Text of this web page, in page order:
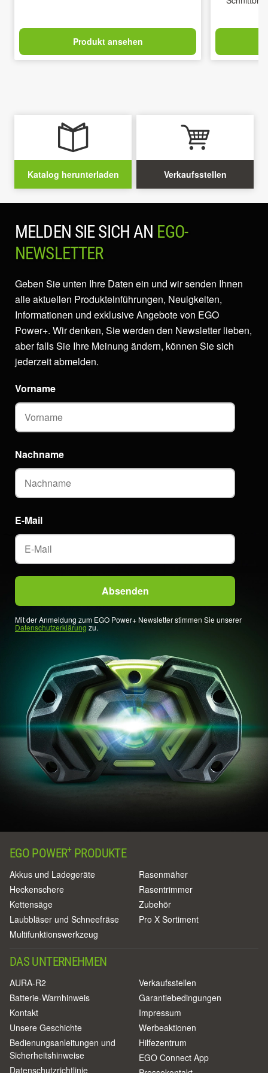
Produkt ansehen
Katalog herunterladen Verkaufsstellen
MELDEN SIE SICH AN EGO-
NEWSLETTER
Geben Sie unten Ihre Daten ein und wir senden Ihnen
alle aktuellen Produkteinführungen, Neuigkeiten,
Informationen und exklusive Angebote von EGO
Power+. Wir denken, Sie werden den Newsletter lieben,
aber falls Sie Ihre Meinung ändern, können Sie sich
jederzeit abmelden.
E-Mail
Vorname
Nachname
Mit der Anmeldung zum EGO Power+ Newsletter stimmen Sie unserer
Datenschutzerklärung zu.
EGO POWER+PRODUKTE
Akkus und Ladegeräte
Heckenschere
Kettensäge
Laubbläser und Schneefräse
Multifunktionswerkzeug
Rasenmäher
Rasentrimmer
Zubehör
Pro X Sortiment
DAS UNTERNEHMEN
AURA-R2
Batterie-Warnhinweis
Kontakt
Unsere Geschichte
Bedienungsanleitungen und
Sicherheitshinweise
Datenschutzrichtlinie
Verkaufsstellen
Garantiebedingungen
Impressum
Werbeaktionen
Hilfezentrum
EGO Connect App